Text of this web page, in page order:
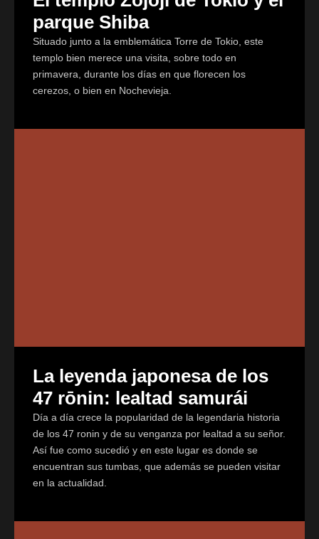
parque Shiba
Situado junto a la emblemática Torre de Tokio, este
templo bien merece una visita, sobre todo en
primavera, durante los días en que florecen los
cerezos, o bien en Nochevieja.
La leyenda japonesa de los
47 rōnin: lealtad samurái
Día a día crece la popularidad de la legendaria historia
de los 47 ronin y de su venganza por lealtad a su señor.
Así fue como sucedió y en este lugar es donde se
encuentran sus tumbas, que además se pueden visitar
en la actualidad.